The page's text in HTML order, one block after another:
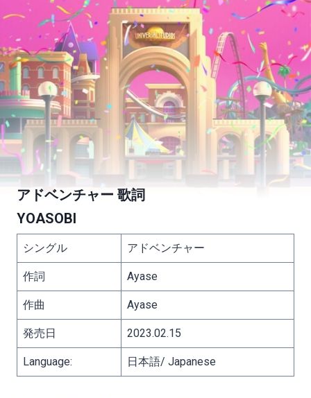
アドベンチャー 歌詞
YOASOBI
シングル アドベンチャー
作詞 Ayase
作曲 Ayase
発売日 2023.02.15
Language: 日本語/ Japanese